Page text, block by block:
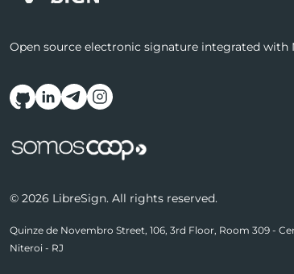
Open source electronic signature integrated with
Follow us on social
© 2026 LibreSign. All rights reserved.
Quinze de Novembro Street, 106, 3rd Floor, Room 309 -
Niteroi - RJ